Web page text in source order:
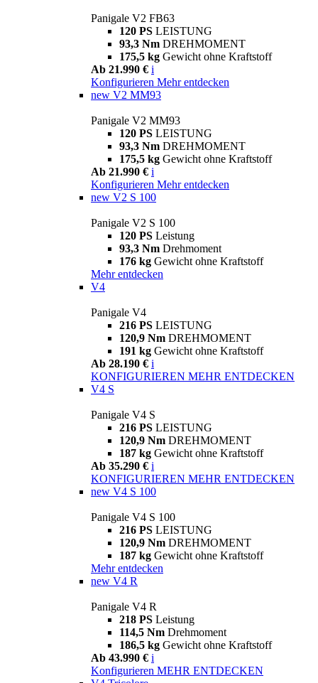
Panigale V2 FB63
120 PS LEISTUNG
93,3 Nm DREHMOMENT
175,5 kg Gewicht ohne Kraftstoff
Ab 21.990 € i
Konfigurieren Mehr entdecken
new V2 MM93
Panigale V2 MM93
120 PS LEISTUNG
93,3 Nm DREHMOMENT
175,5 kg Gewicht ohne Kraftstoff
Ab 21.990 € i
Konfigurieren Mehr entdecken
new V2 S 100
Panigale V2 S 100
120 PS Leistung
93,3 Nm Drehmoment
176 kg Gewicht ohne Kraftstoff
Mehr entdecken
V4
Panigale V4
216 PS LEISTUNG
120,9 Nm DREHMOMENT
191 kg Gewicht ohne Kraftstoff
Ab 28.190 € i
KONFIGURIEREN MEHR ENTDECKEN
V4 S
Panigale V4 S
216 PS LEISTUNG
120,9 Nm DREHMOMENT
187 kg Gewicht ohne Kraftstoff
Ab 35.290 € i
KONFIGURIEREN MEHR ENTDECKEN
new V4 S 100
Panigale V4 S 100
216 PS LEISTUNG
120,9 Nm DREHMOMENT
187 kg Gewicht ohne Kraftstoff
Mehr entdecken
new V4 R
Panigale V4 R
218 PS Leistung
114,5 Nm Drehmoment
186,5 kg Gewicht ohne Kraftstoff
Ab 43.990 € i
Konfigurieren MEHR ENTDECKEN